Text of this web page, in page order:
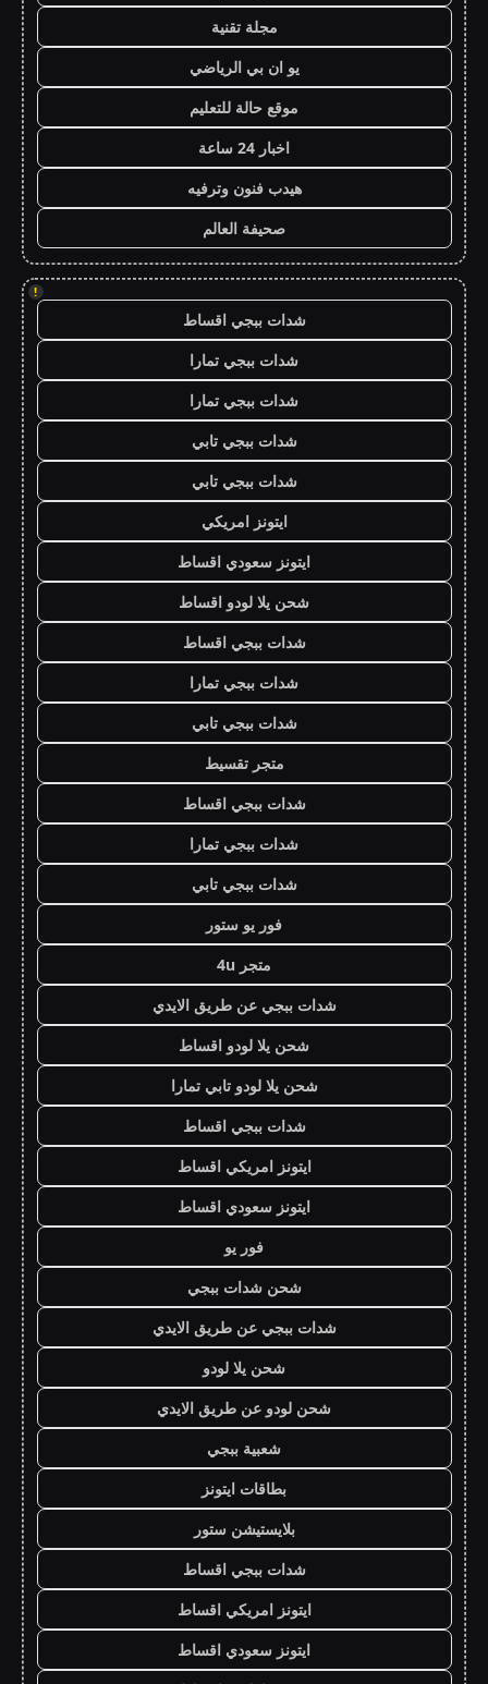
مجلة تقنية
يو ان بي الرياضي
موقع حالة للتعليم
اخبار 24 ساعة
هيدب فنون وترفيه
صحيفة العالم
!
شدات ببجي اقساط
شدات ببجي تمارا
شدات ببجي تمارا
شدات ببجي تابي
شدات ببجي تابي
ايتونز امريكي
ايتونز سعودي اقساط
شحن يلا لودو اقساط
شدات ببجي اقساط
شدات ببجي تمارا
شدات ببجي تابي
متجر تقسيط
شدات ببجي اقساط
شدات ببجي تمارا
شدات ببجي تابي
فور يو ستور
متجر 4u
شدات ببجي عن طريق الايدي
شحن يلا لودو اقساط
شحن يلا لودو تابي تمارا
شدات ببجي اقساط
ايتونز امريكي اقساط
ايتونز سعودي اقساط
فور يو
شحن شدات ببجي
شدات ببجي عن طريق الايدي
شحن يلا لودو
شحن لودو عن طريق الايدي
شعبية ببجي
بطاقات ايتونز
بلايستيشن ستور
شدات ببجي اقساط
ايتونز امريكي اقساط
ايتونز سعودي اقساط